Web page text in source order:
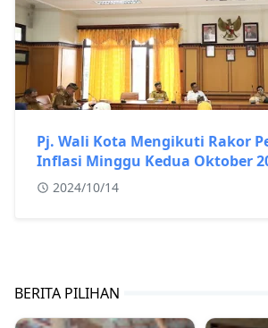
Pj. Wali Kota Mengikuti Rakor
Inflasi Minggu Kedua Oktober
2024/10/14
BERITA PILIHAN